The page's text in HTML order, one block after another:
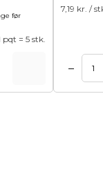
før
pqt = 5 stk.
7,19 kr. /
–